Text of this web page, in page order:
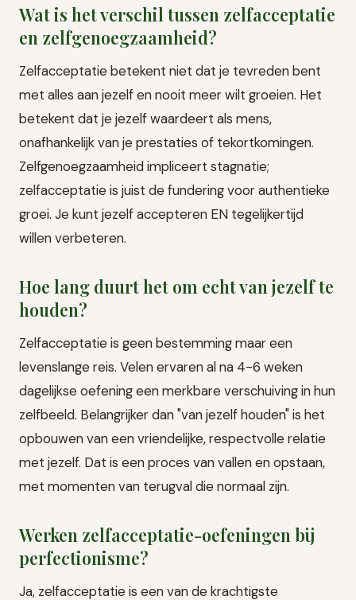
Wat is het verschil tussen zelfacceptatie
en zelfgenoegzaamheid?
Zelfacceptatie betekent niet dat je tevreden bent
met alles aan jezelf en nooit meer wilt groeien. Het
betekent dat je jezelf waardeert als mens,
onafhankelijk van je prestaties of tekortkomingen.
Zelfgenoegzaamheid impliceert stagnatie;
zelfacceptatie is juist de fundering voor authentieke
groei. Je kunt jezelf accepteren EN tegelijkertijd
willen verbeteren.
Hoe lang duurt het om echt van jezelf te
houden?
Zelfacceptatie is geen bestemming maar een
levenslange reis. Velen ervaren al na 4-6 weken
dagelijkse oefening een merkbare verschuiving in hun
zelfbeeld. Belangrijker dan "van jezelf houden" is het
opbouwen van een vriendelijke, respectvolle relatie
met jezelf. Dat is een proces van vallen en opstaan,
met momenten van terugval die normaal zijn.
Werken zelfacceptatie-oefeningen bij
perfectionisme?
Ja, zelfacceptatie is een van de krachtigste